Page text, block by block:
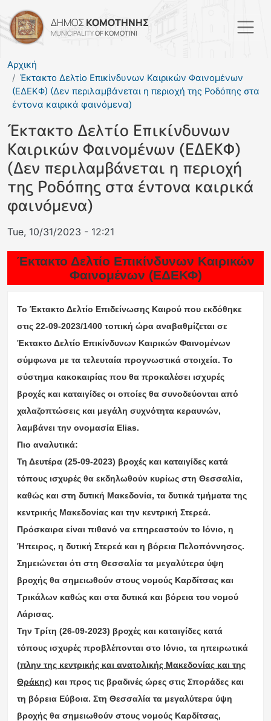
Skip to main content
ΔΗΜΟΣΚΟΜΟΤΗΝΗΣ
MUNICIPALITYOF KOMOTINI
Αρχική
Έκτακτο Δελτίο Επικίνδυνων Καιρικών Φαινομένων
(ΕΔΕΚΦ) (Δεν περιλαμβάνεται η περιοχή της Ροδόπης στα
έντονα καιρικά φαινόμενα)
Έκτακτο Δελτίο Επικίνδυνων
Καιρικών Φαινομένων (ΕΔΕΚΦ)
(Δεν περιλαμβάνεται η περιοχή
της Ροδόπης στα έντονα καιρικά
φαινόμενα)
Tue, 10/31/2023 - 12:21
Έκτακτο Δελτίο Επικίνδυνων Καιρικών
Φαινομένων (ΕΔΕΚΦ)
Το Έκτακτο Δελτίο Επιδείνωσης Καιρού που εκδόθηκε
στις 22-09-2023/1400 τοπική ώρα αναβαθμίζεται σε
Έκτακτο Δελτίο Επικίνδυνων Καιρικών Φαινομένων
σύμφωνα με τα τελευταία προγνωστικά στοιχεία. Το
σύστημα κακοκαιρίας που θα προκαλέσει ισχυρές
βροχές και καταιγίδες οι οποίες θα συνοδεύονται από
χαλαζοπτώσεις και μεγάλη συχνότητα κεραυνών,
λαμβάνει την ονομασία Elias.
Πιο αναλυτικά:
Τη Δευτέρα (25-09-2023) βροχές και καταιγίδες κατά
τόπους ισχυρές θα εκδηλωθούν κυρίως στη Θεσσαλία,
καθώς και στη δυτική Μακεδονία, τα δυτικά τμήματα της
κεντρικής Μακεδονίας και την κεντρική Στερεά.
Πρόσκαιρα είναι πιθανό να επηρεαστούν το Ιόνιο, η
Ήπειρος, η δυτική Στερεά και η βόρεια Πελοπόννησος.
Σημειώνεται ότι στη Θεσσαλία τα μεγαλύτερα ύψη
βροχής θα σημειωθούν στους νομούς Καρδίτσας και
Τρικάλων καθώς και στα δυτικά και βόρεια του νομού
Λάρισας.
Την Τρίτη (26-09-2023) βροχές και καταιγίδες κατά
τόπους ισχυρές προβλέπονται στο Ιόνιο, τα ηπειρωτικά
(πλην της κεντρικής και ανατολικής Μακεδονίας και της
Θράκης) και προς τις βραδινές ώρες στις Σποράδες και
τη βόρεια Εύβοια. Στη Θεσσαλία τα μεγαλύτερα ύψη
βροχής θα σημειωθούν στους νομούς Καρδίτσας,